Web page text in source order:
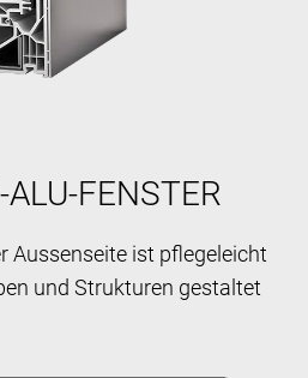
FENSTER
Aussenseite ist pflegeleicht
und Strukturen gestaltet